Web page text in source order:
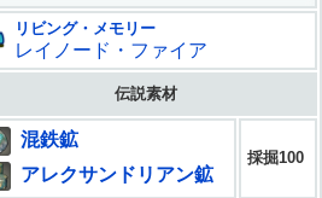
リビング・メモリー
レイノード・ファイア
伝説素材
混鉄鉱
アレクサンドリアン鉱
採掘100